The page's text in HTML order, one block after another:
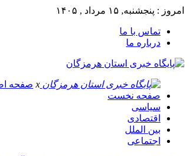
امروز : پنجشنبه, ۱۵ مرداد , ۱۴۰۵
تماس با ما
درباره ما
x صفحه
صفحه نخست
سیاسی
اقتصادی
بین الملل
اجتماعی